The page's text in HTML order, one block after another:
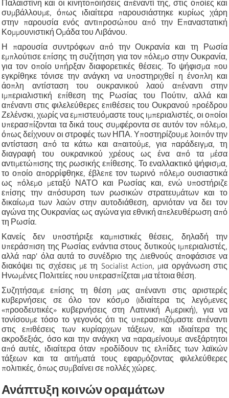
Παλαιστίνη και οι κινητοποιήσεις απέναντί της, στις οποίες και
συμβάλλουμε, όπως ιδιαίτερα παρουσιάστηκε κυρίως χάρη
στην παρουσία ενός αντιπροσώπου από την Επαναστατική
Κομμουνιστική Ομάδα του Λιβάνου.
Η παρουσία συντρόφων από την Ουκρανία και τη Ρωσία
εμπλούτισε επίσης τη συζήτηση για τον πόλεμο στην Ουκρανία,
για τον οποίο υπήρξαν διαφορετικές θέσεις. Το ψήφισμα που
εγκρίθηκε τόνισε την ανάγκη να υποστηριχθεί η ένοπλη και
άοπλη αντίσταση του ουκρανικού λαού απέναντι στην
ιμπεριαλιστική επίθεση της Ρωσίας του Πούτιν, αλλά και
απέναντι στις φιλελεύθερες επιθέσεις του Ουκρανού προέδρου
Ζελένσκι, χωρίς να εμπιστευόμαστε τους ιμπεριαλιστές, οι οποίοι
υπερασπίζονται τα δικά τους συμφέροντα σε αυτόν τον πόλεμο,
όπως δείχνουν οι στροφές των ΗΠΑ. Υποστηρίζουμε λοιπόν την
αντίσταση από τα κάτω και απαιτούμε, για παράδειγμα, τη
διαγραφή του ουκρανικού χρέους ως ένα από τα μέσα
αντιμετώπισης της ρωσικής επίθεσης. Το εναλλακτικό ψήφισμα,
το οποίο απορρίφθηκε, έβλεπε τον τωρινό πόλεμο ουσιαστικά
ως πόλεμο μεταξύ ΝΑΤΟ και Ρωσίας και, ενώ υποστήριζε
επίσης την απόσυρση των ρωσικών στρατευμάτων και το
δικαίωμα των λαών στην αυτοδιάθεση, αρνιόταν να δει τον
αγώνα της Ουκρανίας ως αγώνα για εθνική απελευθέρωση από
τη Ρωσία.
Κανείς δεν υποστήριξε καμπιστικές θέσεις, δηλαδή την
υπεράσπιση της Ρωσίας ενάντια στους δυτικούς ιμπεριαλιστές,
αλλά παρ' όλα αυτά το συνέδριο της Διεθνούς αποφάσισε να
διακόψει τις σχέσεις με τη Socialist Action, μια οργάνωση στις
Ηνωμένες Πολιτείες που υπερασπίζεται μια τέτοια θέση.
Συζητήσαμε επίσης τη θέση μας απέναντι στις αριστερές
κυβερνήσεις σε όλο τον κόσμο (ιδιαίτερα τις λεγόμενες
«προοδευτικές» κυβερνήσεις στη Λατινική Αμερική), για να
τονίσουμε τόσο το γεγονός ότι τις υπερασπιζόμαστε απέναντι
στις επιθέσεις των κυρίαρχων τάξεων, και ιδιαίτερα της
ακροδεξιάς, όσο και την ανάγκη να παραμείνουμε ανεξάρτητοι
από αυτές, ιδιαίτερα όταν προδίδουν τις ελπίδες των λαϊκών
τάξεων και τα αιτήματά τους εφαρμόζοντας φιλελεύθερες
πολιτικές, όπως συμβαίνει σε πολλές χώρες.
Ανάπτυξη κοινών οραμάτων